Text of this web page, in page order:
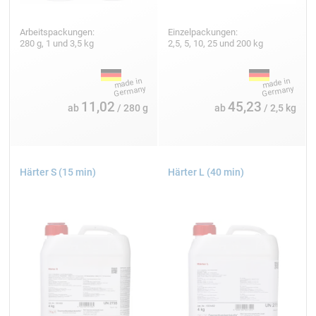
Der Einstieg in den Drohnenbau beginnt mit der
Verwendungszweck zu definieren: Racing, Kamera-
Aufnahmen oder Hobby-Flug bestimmen die
Anforderungen. Ein einfacher Quadcopter-Rahmen
Arbeitspackungen:
280 g, 1 und 3,5 kg
ab 11,02 / 280 g
Einzelpackungen:
2,5, 5, 10, 25 und 200 kg
ab45,23 / 2,5 kg
Härter S (15 min) Härter L (40 min)